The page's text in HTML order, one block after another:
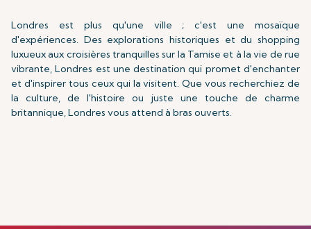
Londres est plus qu'une ville ; c'est une mosaïque
d'expériences. Des explorations historiques et du shopping
luxueux aux croisières tranquilles sur la Tamise et à la vie de rue
vibrante, Londres est une destination qui promet d'enchanter
et d'inspirer tous ceux qui la visitent. Que vous recherchiez de
la culture, de l'histoire ou juste une touche de charme
britannique, Londres vous attend à bras ouverts.